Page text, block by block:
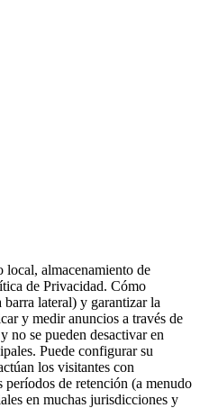
local, almacenamiento de
de Privacidad. Cómo
lateral) y garantizar la
y medir anuncios a través de
no se pueden desactivar en
Puede configurar su
los visitantes con
de retención (a menudo
en muchas jurisdicciones y